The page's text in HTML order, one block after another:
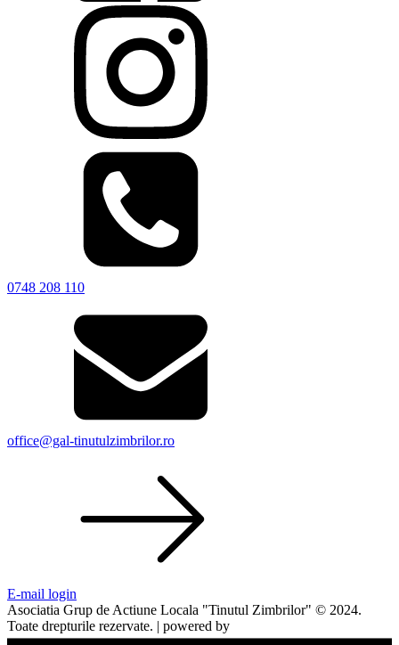
0748 208 110
office@gal-tinutulzimbrilor.ro
E-mail login
Asociatia Grup de Actiune Locala "Tinutul Zimbrilor" © 2024.
Toate drepturile rezervate. | powered by